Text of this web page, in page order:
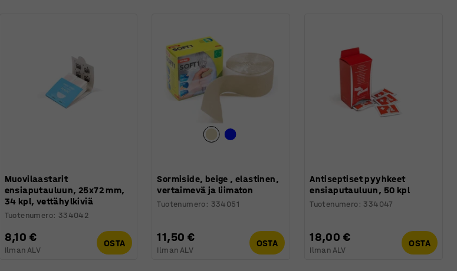
Muovilaastarit
ensiaputauluun, 25x72 mm,
34 kpl, vettähylkiviä
Tuotenumero: 334042
8,10 €
Ilman ALV
OSTA
Sormiside, beige , elastinen,
vertaimevä ja liimaton
Tuotenumero: 334051
11,50 €
Ilman ALV
OSTA
Antiseptiset pyyhkeet
ensiaputauluun, 50 kpl
Tuotenumero: 334047
18,00 €
Ilman ALV
OSTA